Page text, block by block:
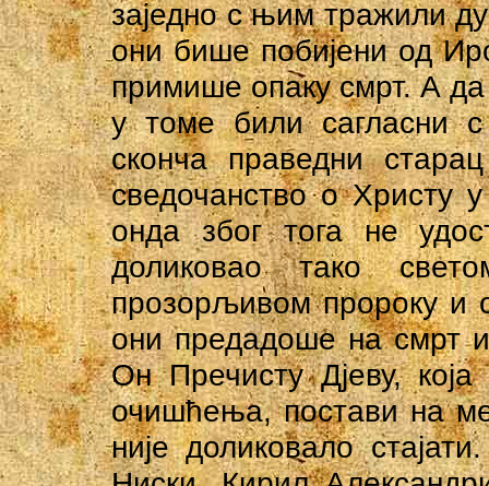
заједно с њим тражили
они бише побијени од
примише опаку смрт. А
у томе били сагласни
сконча праведни
сведочанство о Христу
онда због тога не
доликовао тако
прозорљивом пророку и
они предадоше на смрт
Он Пречисту Дјеву,
очишћења, постави на
није доликовало